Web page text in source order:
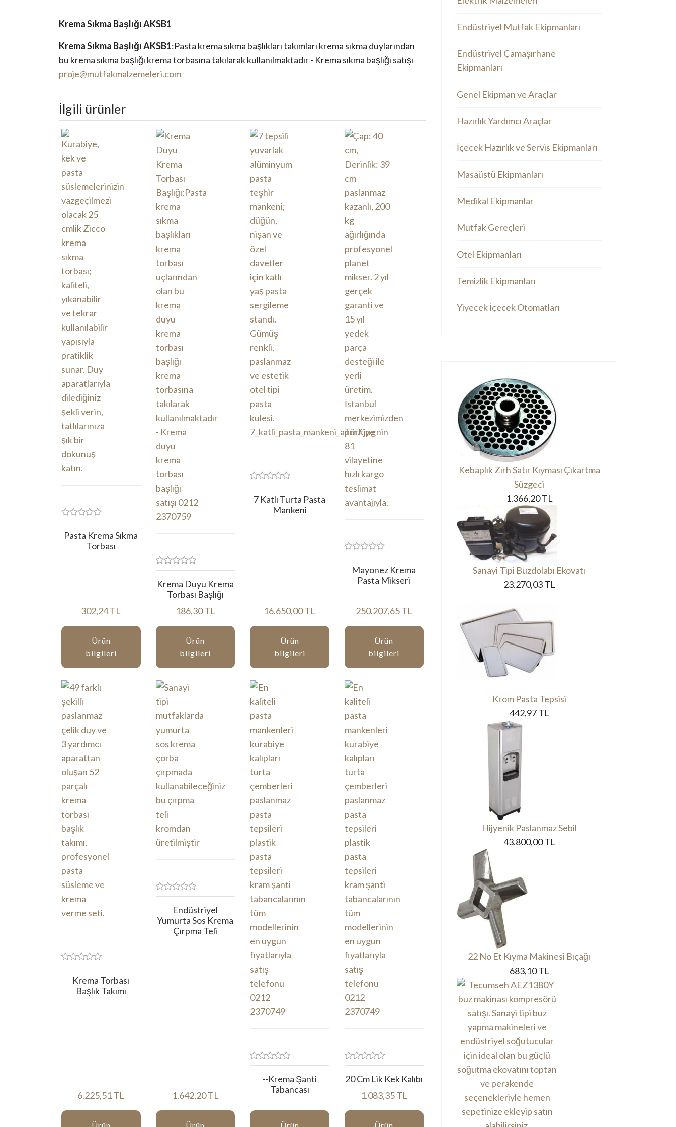
Krema Sıkma Başlığı AKSB1
Krema Sıkma Başlığı AKSB1:Pasta krema sıkma başlıkları takımları krema sıkma duylarından
bu krema sıkma başlığı krema torbasına takılarak kullanılmaktadır - Krema sıkma başlığı satışı
proje@mutfakmalzemeleri.com
İlgili ürünler
Pasta Krema Sıkma
Torbası
302,24 TL
Ürün
bilgileri
Krema Duyu Krema
Torbası Başlığı
186,30 TL
Ürün
bilgileri
7_katli_pasta_mankeni_apm7.jpg
7 Katlı Turta Pasta
Mankeni
16.650,00 TL
Ürün
bilgileri
Mayonez Krema
Pasta Mikseri
250.207,65 TL
Ürün
bilgileri
Krema Torbası
Başlık Takımı
6.225,51 TL
Endüstriyel
Yumurta Sos Krema
Çırpma Teli
1.642,20 TL
--Krema Şanti
Tabancası
20 Cm Lik Kek Kalıbı
1.083,35 TL
Endüstriyel Mutfak Ekipmanları
Endüstriyel Çamaşırhane
Ekipmanları
Genel Ekipman ve Araçlar
Hazırlık Yardımcı Araçlar
İçecek Hazırlık ve Servis Ekipmanları
Masaüstü Ekipmanları
Medikal Ekipmanlar
Mutfak Gereçleri
Otel Ekipmanları
Temizlik Ekipmanları
Yiyecek İçecek Otomatları
Kebaplık Zırh Satır Kıyması Çıkartma
Süzgeci
1.366,20 TL
Sanayi Tipi Buzdolabı Ekovatı
23.270,03 TL
Krom Pasta Tepsisi
442,97 TL
Hijyenik Paslanmaz Sebil
43.800,00 TL
22 No Et Kıyma Makinesi Bıçağı
683,10 TL